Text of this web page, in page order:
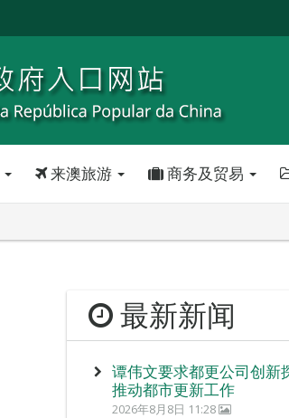
来澳旅游 商务及贸易
最新新闻
谭伟文要求都更公司创新
推动都市更新工作
2026年8月8日 11:28